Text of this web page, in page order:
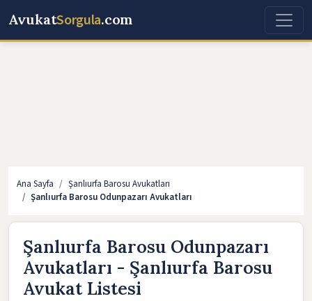
AvukatSorgula.com
Ana Sayfa
Şanlıurfa Barosu Avukatları
Şanlıurfa Barosu Odunpazarı Avukatları
Şanlıurfa Barosu Odunpazarı
Avukatları - Şanlıurfa Barosu
Avukat Listesi